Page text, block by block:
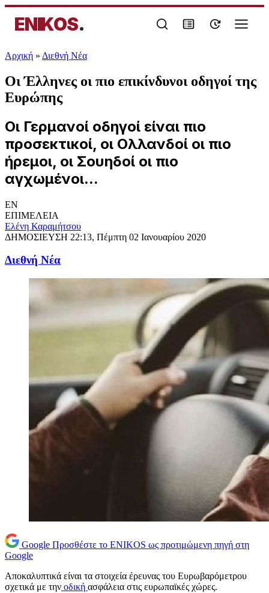
ENIKOS.
Αρχική » Διεθνή Νέα
Οι Έλληνες οι πιο επικίνδυνοι οδηγοί της
Ευρώπης
Οι Γερμανοί οδηγοί είναι πιο
προσεκτικοί, οι Ολλανδοί οι πιο
ήρεμοι, οι Σουηδοί οι πιο
αγχωμένοι...
EN
ΕΠΙΜΕΛΕΙΑ
Ελένη Καραμήτσου
ΔΗΜΟΣΙΕΥΣΗ 22:13, Πέμπτη 02 Ιανουαρίου 2020
Διεθνή Νέα
Google Προσθέστε το ENIKOS ως προτιμώμενη πηγή στη
Google
Αποκαλυπτικά είναι τα στοιχεία έρευνας του Ευρωβαρόμετρου
σχετικά με την οδική ασφάλεια στις ευρωπαϊκές χώρες.